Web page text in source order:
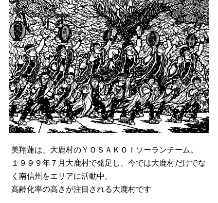
美翔蓮は、大鹿村のＹＯＳＡＫＯＩソーランチーム。
１９９９年７月大鹿村で発足し、今では大鹿村だけでな
く南信州をエリアに活動中。
高齢化率の高さが注目される大鹿村です